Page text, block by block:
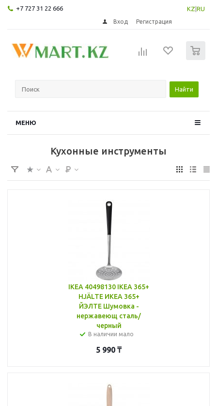
+7 727 31 22 666 KZ RU
Вход Регистрация
Найти
МЕНЮ
Кухонные инструменты
IKEA 40498130 IKEA 365+
HJÄLTE ИКЕА 365+
ЙЭЛТЕ Шумовка -
нержавеющ сталь/
черный
В наличии мало
5 990 ₸